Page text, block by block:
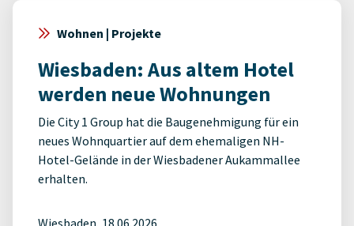
Wohnen | Projekte
Wiesbaden: Aus altem Hotel
werden neue Wohnungen
Die City 1 Group hat die Baugenehmigung für ein
neues Wohnquartier auf dem ehemaligen NH-
Hotel-Gelände in der Wiesbadener Aukammallee
erhalten.
Wiesbaden, 18.06.2026